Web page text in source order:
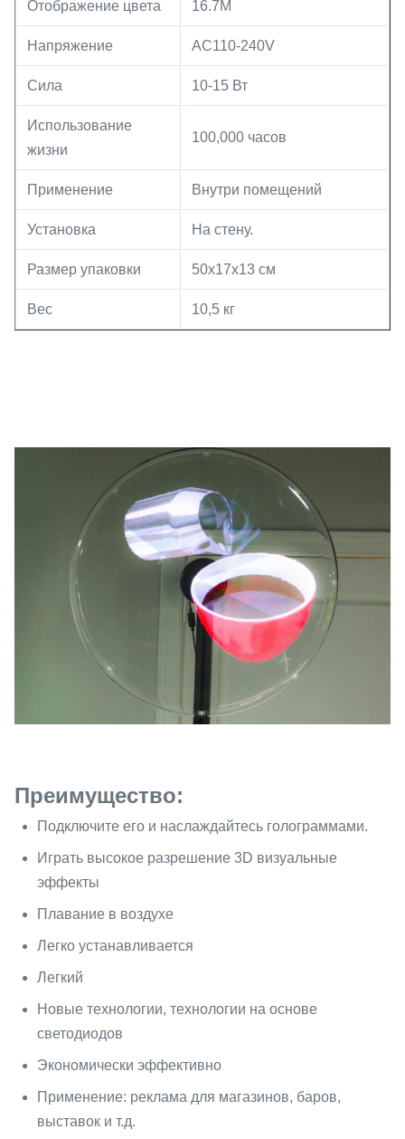
Отображение цвета 16.7M
Напряжение AC110-240V
Сила 10-15 Вт
Использование
жизни
100,000 часов
Применение Внутри помещений
Установка На стену.
Размер упаковки 50х17х13 см
Вес 10,5 кг
Преимущество:
Подключите его и наслаждайтесь голограммами.
Играть высокое разрешение 3D визуальные
эффекты
Плавание в воздухе
Легко устанавливается
Легкий
Новые технологии, технологии на основе
светодиодов
Экономически эффективно
Применение: реклама для магазинов, баров,
выставок и т.д.